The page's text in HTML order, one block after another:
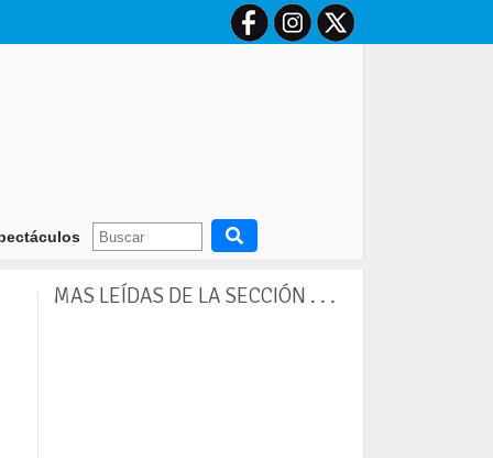
mejora mensual consecutiva en junio, pero en el primer semestre
MAS LEÍDAS DE LA SECCIÓN . . .